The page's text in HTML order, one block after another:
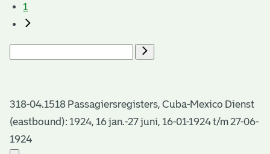
1
318-04.1518 Passagiersregisters, Cuba-Mexico Dienst
(eastbound): 1924, 16 jan.-27 juni, 16-01-1924 t/m 27-06-
1924